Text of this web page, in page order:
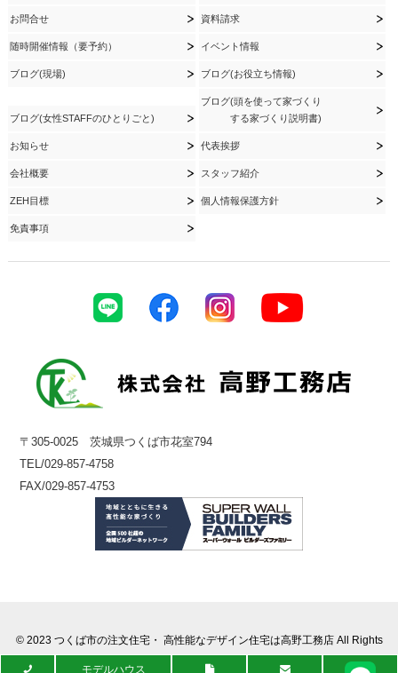
お問合せ 資料請求
随時開催情報（要予約） イベント情報
ブログ(現場) ブログ(お役立ち情報)
ブログ(女性STAFFのひとりごと)
ブログ(頭を使って家づくり
する家づくり説明書)
お知らせ 代表挨拶
会社概要 スタッフ紹介
ZEH目標 個人情報保護方針
免責事項
〒305-0025 茨城県つくば市花室794
TEL/029-857-4758
FAX/029-857-4753
© 2023 つくば市の注文住宅・ 高性能なデザイン住宅は高野工務店All Rights
Reserved.
モデルハウス